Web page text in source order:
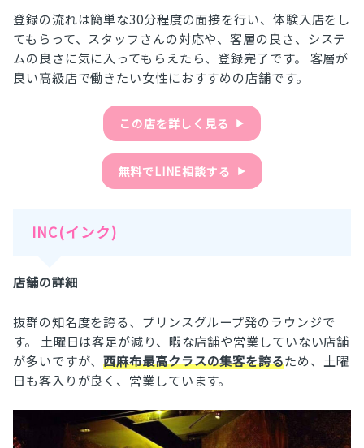
登録の流れは簡単な30分程度の面接を行い、体験入店をし
てもらって、スタッフさんの対応や、客層の良さ、システ
ムの良さに気に入ってもらえたら、登録完了です。 客層が
良い高級店で働きたい女性におすすめの店舗です。
この店を詳しく見る ▶︎
無料でLINE相談する ▶︎
INC(インク)
店舗の詳細
抜群の知名度を誇る、プリンスグループ発のラウンジで
す。 土曜日は客足が減り、暇な店舗や営業していない店舗
が多いですが、西麻布最高クラスの集客を誇るため、土曜
日も客入りが良く、営業しています。